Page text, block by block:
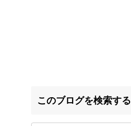
このブログを検索する